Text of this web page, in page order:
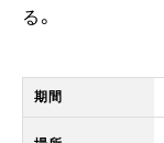
る。
期間